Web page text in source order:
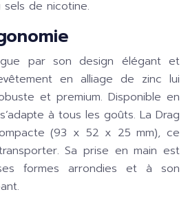
sels de nicotine.
par son design élégant et
en alliage de zinc lui
et premium. Disponible en
à tous les goûts. La Drag
(93 x 52 x 25 mm), ce
Sa prise en main est
formes arrondies et à son